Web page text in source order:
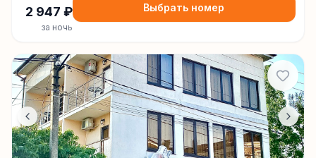
2 947 ₽
за ночь
Выбрать номер